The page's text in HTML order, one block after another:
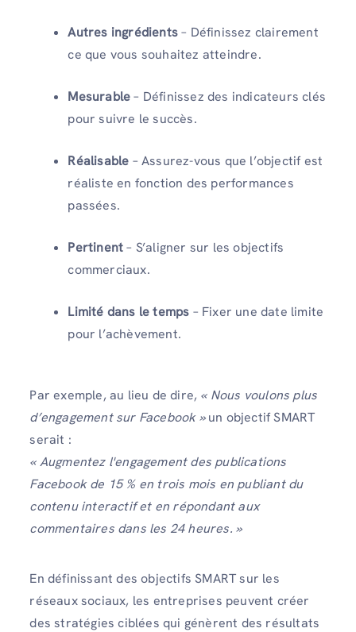
Autres ingrédients– Définissez clairement
ce que vous souhaitez atteindre.
Mesurable– Définissez des indicateurs clés
pour suivre le succès.
Réalisable – Assurez-vous que l’objectif est
réaliste en fonction des performances
passées.
Pertinent– S’aligner sur les objectifs
commerciaux.
Limité dans le temps – Fixer une date limite
pour l’achèvement.
Par exemple, au lieu de dire, « Nous voulons plus
d’engagement sur Facebook »un objectif SMART
serait :
« Augmentez l'engagement des publications
Facebook de 15 % en trois mois en publiant du
contenu interactif et en répondant aux
commentaires dans les 24 heures. »
En définissant des objectifs SMART sur les
réseaux sociaux, les entreprises peuvent créer
des stratégies ciblées qui génèrent des résultats